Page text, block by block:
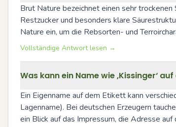
Brut Nature bezeichnet einen sehr
Restzucker und besonders klare
Nature ein, um die Rebsorten- und
Vollständige Antwort lesen →
Was kann ein Name wie ‚Kissinger‘
Ein Eigenname auf dem Etikett kann
Lagenname). Bei deutschen Erzeugern
ein Blick auf das Impressum, die Adresse